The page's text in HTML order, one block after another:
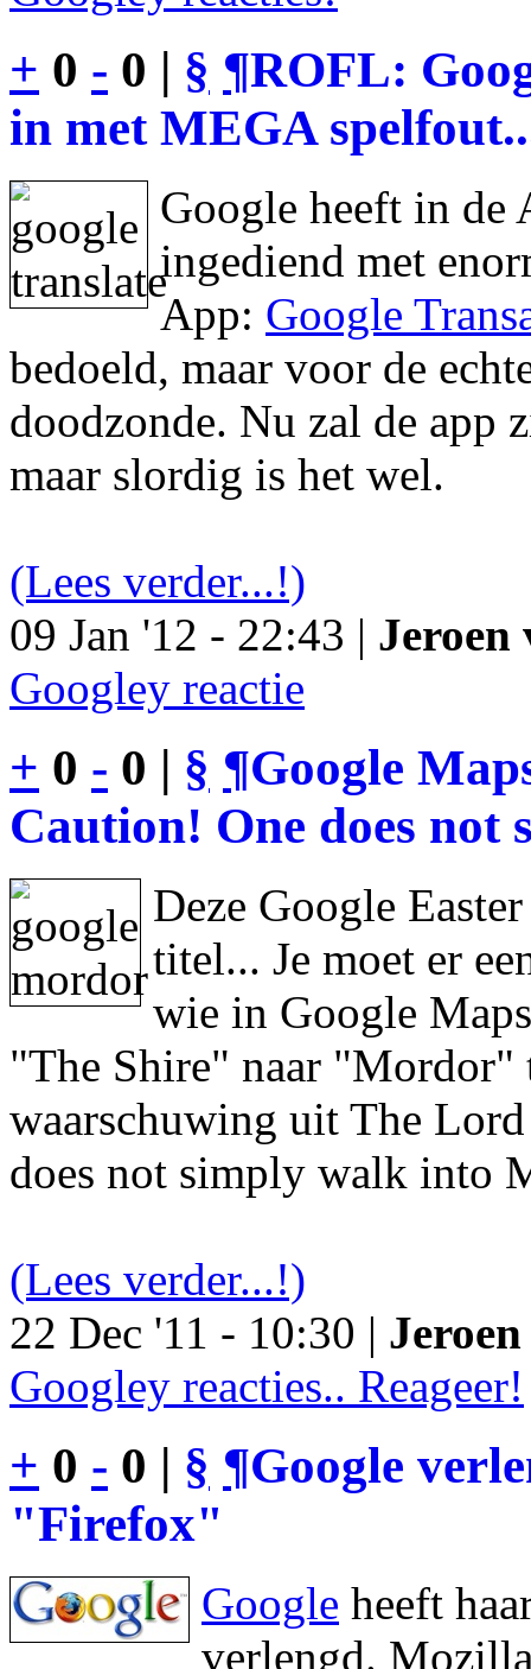
+ 0 - 0 | § ¶ROFL:
in met MEGA
Google heeft in de
ingediend met
App: Google
bedoeld, maar voor de
doodzonde. Nu zal de app
maar slordig is het wel.
(Lees verder...!)
09 Jan '12 - 22:43 | Jeroen
Googley reactie
+ 0 - 0 | § ¶Google
Caution! One does
Deze Google
titel... Je moet er
wie in Google
"The Shire" naar "Mordor"
waarschuwing uit The
does not simply walk into
(Lees verder...!)
22 Dec '11 - 10:30 |
Googley reacties.. Reageer!
+ 0 - 0 | § ¶Google
"Firefox"
Google heeft
verlengd.